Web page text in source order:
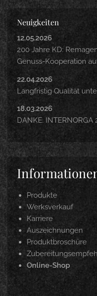
Neuigkeiten
12.05.2026
200 Jahre KD:
Genuss-Kooperation
22.04.2026
Langfristig Qualität
18.03.2026
DANKE. INTERNORGA
Produkte
Werksverkauf
Karriere
Auszeichnungen
Produktbroschüre
Online-Shop